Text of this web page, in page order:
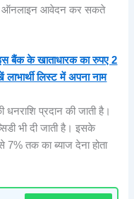
ऑनलाइन आवेदन कर सकते
के खाताधारक का रुपए 2
लिस्ट में अपना नाम
प्रदान की जाती है।
भी दी जाती है। इसके
7% तक का ब्याज देना होता